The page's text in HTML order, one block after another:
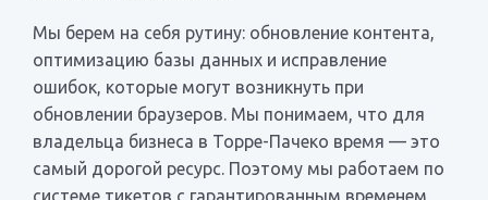
Мы берем на себя рутину: обновление контента,
оптимизацию базы данных и исправление
ошибок, которые могут возникнуть при
обновлении браузеров. Мы понимаем, что для
владельца бизнеса в Торре-Пачеко время — это
самый дорогой ресурс. Поэтому мы работаем по
системе тикетов с гарантированным временем